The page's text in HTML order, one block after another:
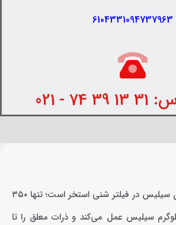
6104331094737963
- 021
فیبالون جایگزین مدرن سیلیس در فیلتر شنی استخر است؛ تنها ۳۵۰
آن معادل ۲۵ کیلوگرم سیلیس عمل می‌کند و ذرات معلق را تا